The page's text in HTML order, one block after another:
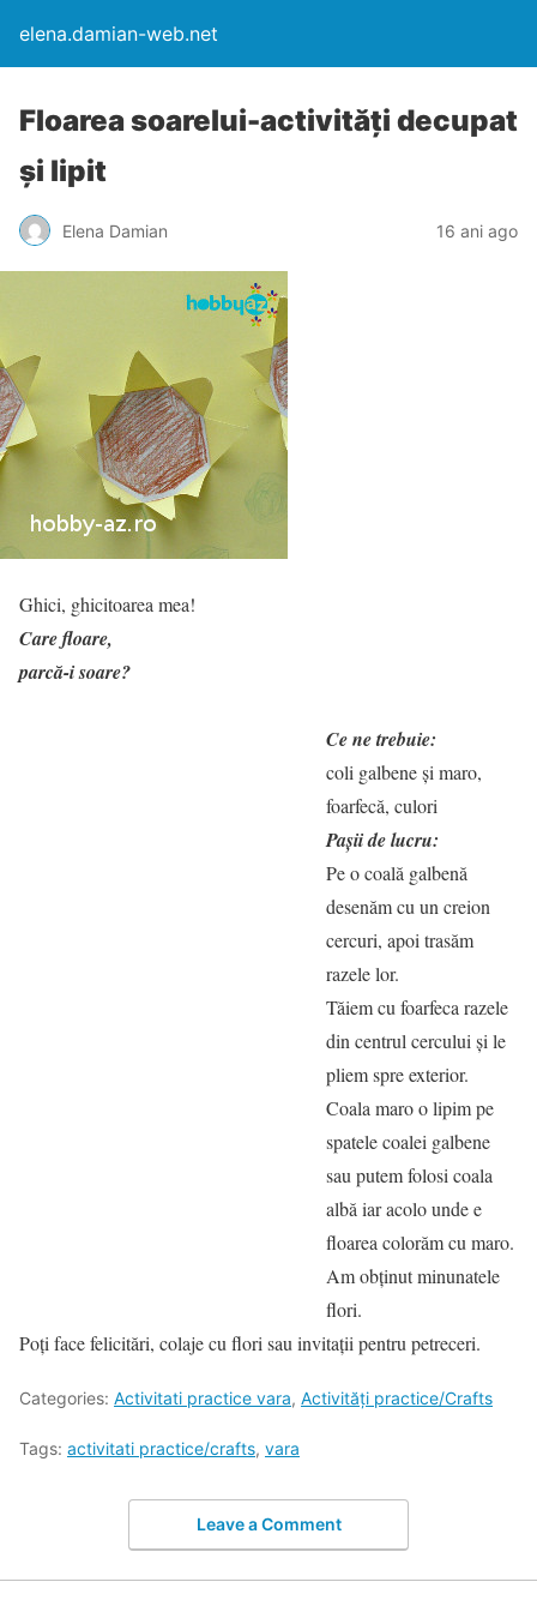
elena.damian-web.net
Floarea soarelui-activități decupat
și lipit
Elena Damian 16 ani ago
Ghici, ghicitoarea mea!
Care floare,
parcă-i soare?
Ce ne trebuie:
coli galbene și maro,
foarfecă, culori
Pașii de lucru:
Pe o coală galbenă
desenăm cu un creion
cercuri, apoi trasăm
razele lor.
Tăiem cu foarfeca razele
din centrul cercului și le
pliem spre exterior.
Coala maro o lipim pe
spatele coalei galbene
sau putem folosi coala
albă iar acolo unde e
floarea colorăm cu maro.
Am obținut minunatele
flori.
Poți face felicitări, colaje cu flori sau invitații pentru petreceri.
Categories: Activitati practice vara, Activități practice/Crafts
Tags: activitati practice/crafts, vara
Leave a Comment